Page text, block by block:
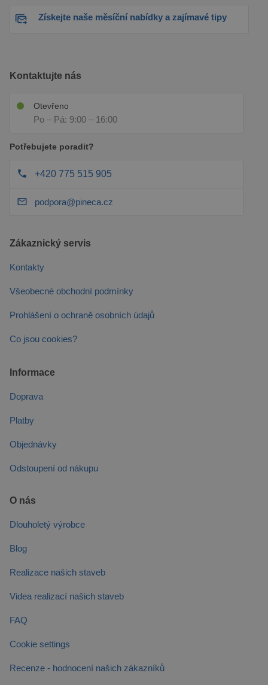
Získejte naše měsíční nabídky a zajímavé tipy
Kontaktujte nás
Otevřeno
Po – Pá: 9:00 – 16:00
Potřebujete poradit?
+420 775 515 905
podpora@pineca.cz
Zákaznický servis
Kontakty
Všeobecné obchodní podmínky
Prohlášení o ochraně osobních údajů
Co jsou cookies?
Informace
Doprava
Platby
Objednávky
Odstoupení od nákupu
O nás
Dlouholetý výrobce
Blog
Realizace našich staveb
Videa realizací našich staveb
FAQ
Cookie settings
Recenze - hodnocení našich zákazníků